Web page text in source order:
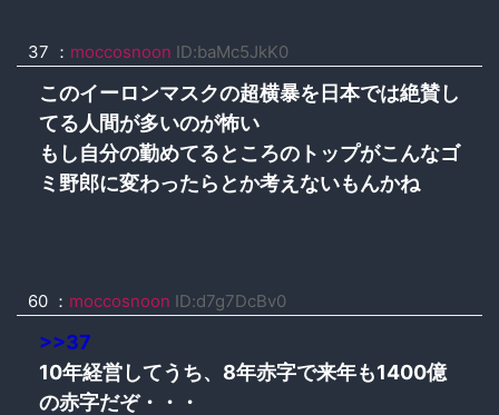
37 ： moccosnoon ID:baMc5JkK0
このイーロンマスクの超横暴を日本では絶賛し
てる人間が多いのが怖い
もし自分の勤めてるところのトップがこんなゴ
ミ野郎に変わったらとか考えないもんかね
60 ： moccosnoon ID:d7g7DcBv0
>>37
10年経営してうち、8年赤字で来年も1400億
の赤字だぞ・・・